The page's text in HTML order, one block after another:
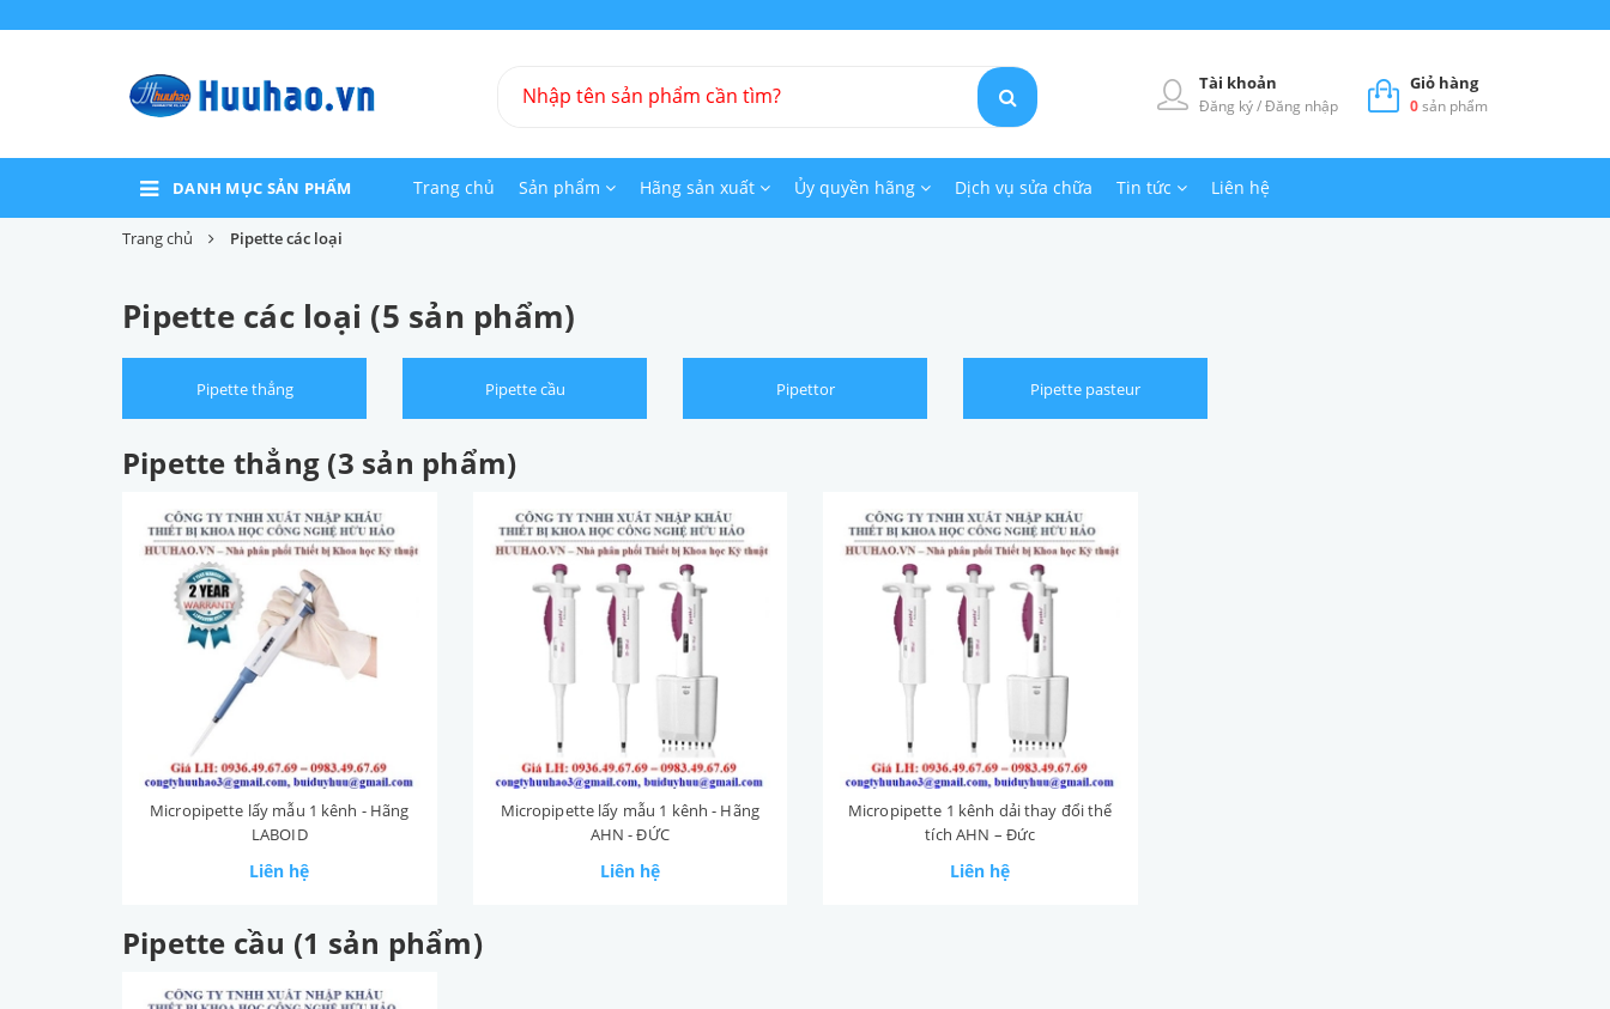
Giỏ hàng
0sản phẩm
Tài khoản
Đăng ký/Đăng nhập
DANH MỤC SẢN PHẨM Trang chủ Sản phẩm Hãng sản xuất Ủy quyền hãng Dịch vụ sửa chữa Tin tức Liên hệ
Trang chủ Pipette các loại
Pipette các loại (5 sản phẩm)
Pipette thẳng Pipette cầu Pipettor Pipette pasteur
Pipette thẳng (3 sản phẩm)
Micropipette lấy mẫu 1 kênh - Hãng
LABOID
Liên hệ
Micropipette lấy mẫu 1 kênh - Hãng
AHN - ĐỨC
Liên hệ
Micropipette 1 kênh dải thay đổi thể
tích AHN – Đức
Liên hệ
Pipette cầu (1 sản phẩm)